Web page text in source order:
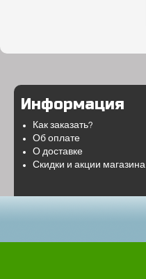
Информация
Как заказать?
Об оплате
О доставке
Скидки и акции магазина